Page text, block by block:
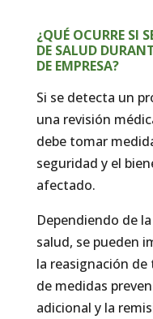
¿QUÉ OCURRE SI
DE SALUD
DE EMPRESA?
Si se detecta un
una revisión
debe tomar
seguridad y el
afectado.
Dependiendo de
salud, se pueden
la reasignación
de medidas
adicional y la